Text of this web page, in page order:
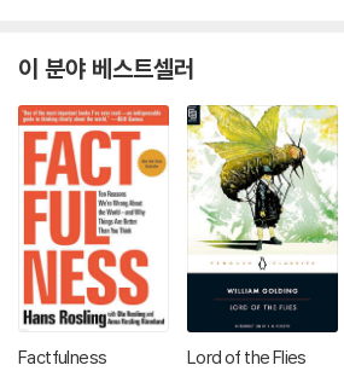
이 분야 베스트셀러
Factfulness Lord of the Flies